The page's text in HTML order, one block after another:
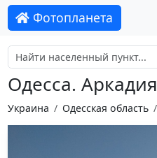
Фотопланета
Одесса. Аркадия
Украина Одесская область